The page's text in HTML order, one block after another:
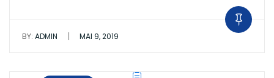
BY: ADMIN | MAI 9, 2019